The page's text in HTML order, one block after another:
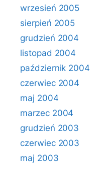
wrzesień 2005
sierpień 2005
grudzień 2004
listopad 2004
październik 2004
czerwiec 2004
maj 2004
marzec 2004
grudzień 2003
czerwiec 2003
maj 2003